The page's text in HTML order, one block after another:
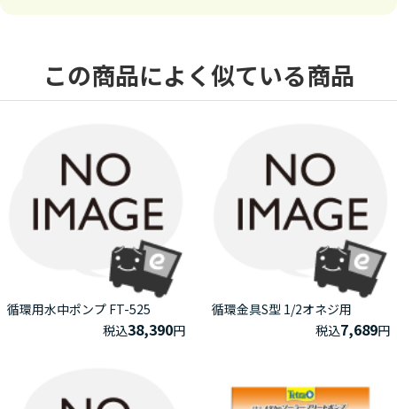
この商品によく似ている商品
循環用水中ポンプ FT-525
税込38,390円
循環金具S型 1/2オネジ用
税込7,689円